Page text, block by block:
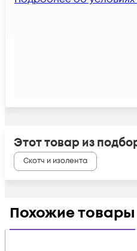
Этот товар из
Скотч и изолента
Похожие товары